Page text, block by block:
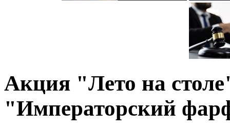
Акция "Лето на
"Императорский